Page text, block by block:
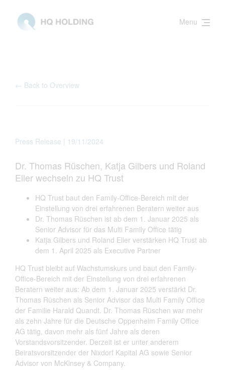
Menu
← Back to Overview
Press Release | 19/11/2024
Dr. Thomas Rüschen, Katja Gilbers und Roland
Eller wechseln zu HQ Trust
HQ Trust baut den Family-Office-Bereich mit der
Einstellung von drei erfahrenen Beratern weiter aus
Dr. Thomas Rüschen ist ab dem 1. Januar 2025 als
Senior Advisor für das Multi Family Office tätig
Katja Gilbers und Roland Eller verstärken HQ Trust ab
dem 1. April 2025 als Executive Partner
HQ Trust bleibt auf Wachstumskurs und baut den Family-
Office-Bereich mit der Einstellung von drei erfahrenen
Beratern weiter aus: Ab dem 1. Januar 2025 verstärkt Dr.
Thomas Rüschen als Senior Advisor das Multi Family Office
der Familie Harald Quandt. Dr. Thomas Rüschen war mehr
als zehn Jahre für die Deutsche Oppenheim Family Office
AG tätig, davon mehr als fünf Jahre als deren
Vorstandsvorsitzender. Derzeit ist er unter anderem
Beiratsvorsitzender der Nixdorf Kapital AG sowie Senior
Advisor von McKinsey & Company.